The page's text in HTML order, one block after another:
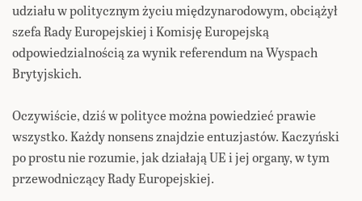
udziału w politycznym życiu międzynarodowym, obciążył
szefa Rady Europejskiej i Komisję Europejską
odpowiedzialnością za wynik referendum na Wyspach
Brytyjskich.
Oczywiście, dziś w polityce można powiedzieć prawie
wszystko. Każdy nonsens znajdzie entuzjastów. Kaczyński
po prostu nie rozumie, jak działają UE i jej organy, w tym
przewodniczący Rady Europejskiej.